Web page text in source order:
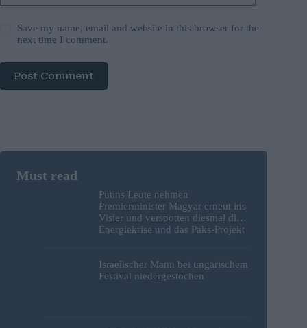
Save my name, email and website in this browser for the
next time I comment.
Post Comment
Putins Leute nehmen
Premierminister Magyar erneut ins
Visier und verspotten diesmal die
Energiekrise und das Paks-Projekt
Israelischer Mann bei ungarischem
Festival niedergestochen